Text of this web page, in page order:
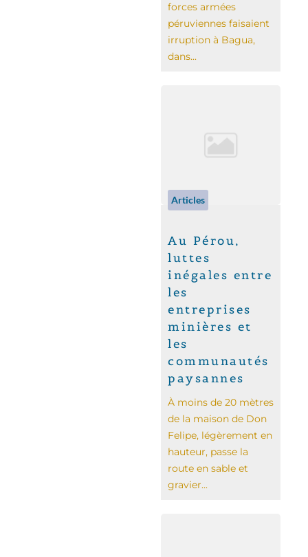
forces armées
péruviennes faisaient
irruption à Bagua,
dans...
Articles
Au Pérou,
luttes
inégales entre
les
entreprises
minières et
les
communautés
paysannes
À moins de 20 mètres
de la maison de Don
Felipe, légèrement en
hauteur, passe la
route en sable et
gravier...